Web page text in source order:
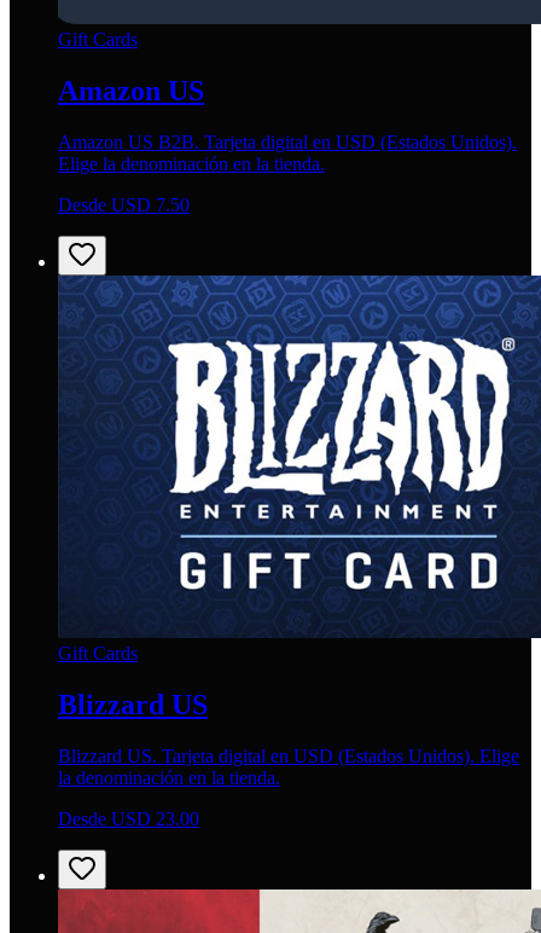
Gift Cards
Amazon US
Amazon US B2B. Tarjeta digital en USD (Estados Unidos).
Elige la denominación en la tienda.
Desde USD 7.50
Gift Cards
Blizzard US
Blizzard US. Tarjeta digital en USD (Estados Unidos). Elige
la denominación en la tienda.
Desde USD 23.00